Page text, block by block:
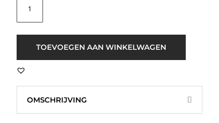
Women
SLFExtra
Wide
Selma-
Jeans
aantal
TOEVOEGEN AAN WINKELWAGEN
OMSCHRIJVING